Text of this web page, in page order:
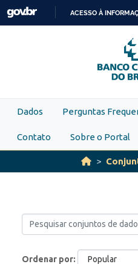
Skip to main content
ACESSO À
Dados Perguntas
Contato Sobre o Portal
Ordenar por